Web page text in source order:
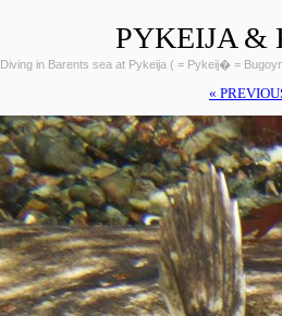
PYKEIJA &
Diving in Barents sea at Pykeija ( = Pykeij� =
«